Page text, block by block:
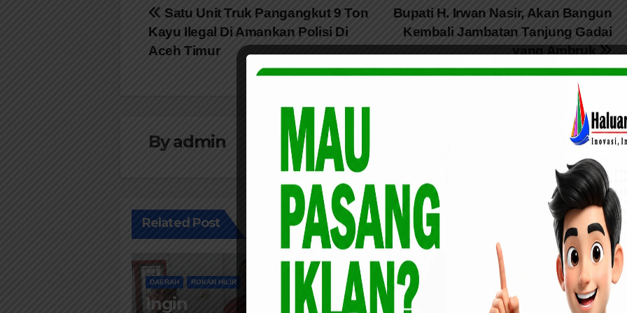
Navigasi
pos
Bupati H. Irwan Nasir, Akan Bangun
Kembali Jambatan Tanjung Gadai
yang Ambruk
Satu Unit Truk Pangangkut 9 Ton
Kayu Ilegal Di Amankan Polisi Di
Aceh Timur
Byadmin
Related Post
DAERAH ROKAN HILIR
Ingin
DAERAH ROKAN HILIR
Kadis PUTR
DAERAH ROKAN HILIR
Tinjau Lapas